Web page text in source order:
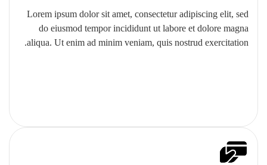
Lorem ipsum dolor sit amet, consectetur adipiscing elit, sed
do eiusmod tempor incididunt ut labore et dolore magna
aliqua. Ut enim ad minim veniam, quis nostrud exercitation.